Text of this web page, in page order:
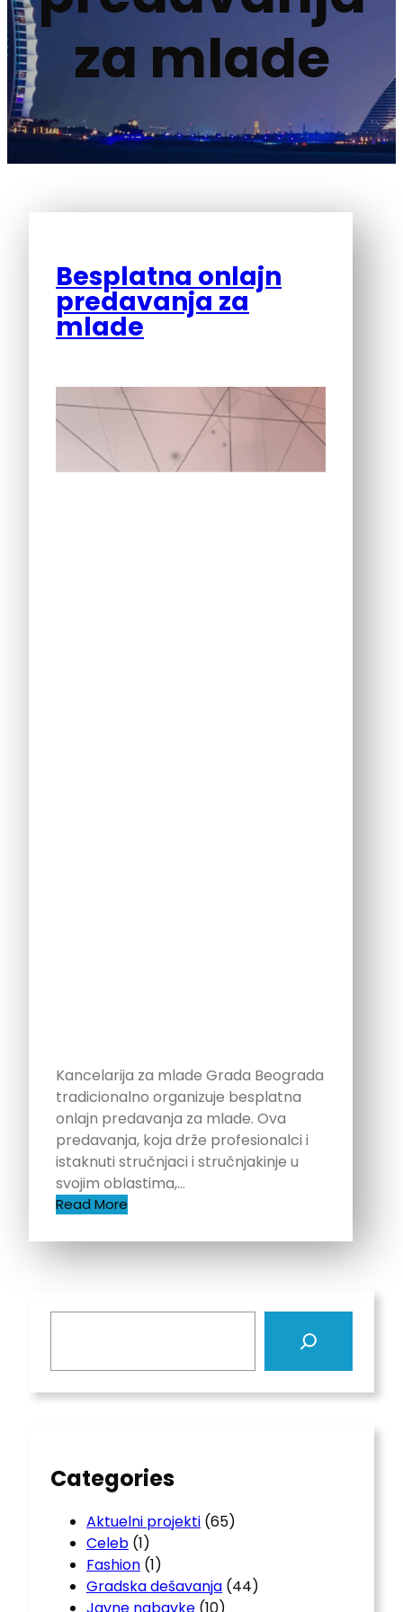
za mlade
Besplatna onlajn
predavanja za
mlade
Kancelarija za mlade Grada Beograda
tradicionalno organizuje besplatna
onlajn predavanja za mlade. Ova
predavanja, koja drže profesionalci i
istaknuti stručnjaci i stručnjakinje u
svojim oblastima,…
Read More
Categories
Aktuelni projekti (65)
Celeb (1)
Fashion (1)
Gradska dešavanja (44)